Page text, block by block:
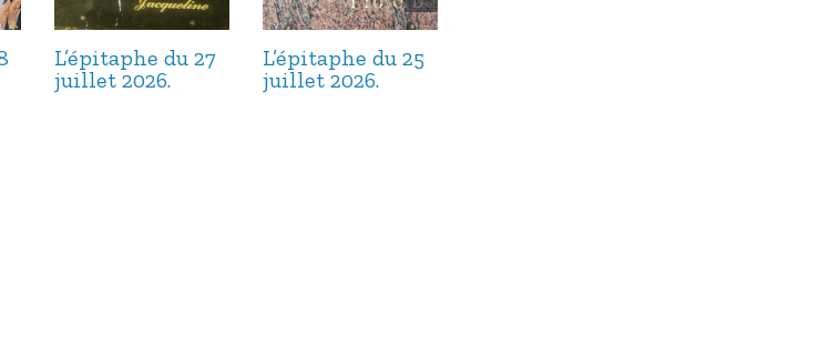
L’épitaphe du 27
juillet 2026.
L’épitaphe du 25
juillet 2026.